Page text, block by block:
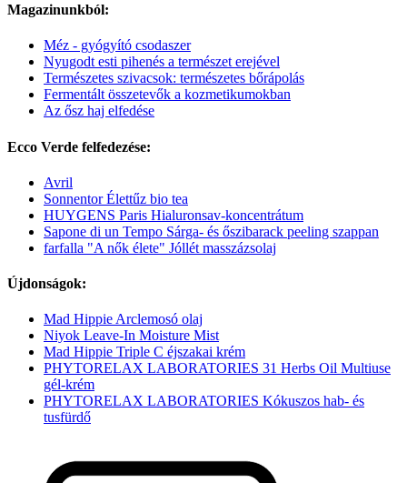
Magazinunkból:
Méz - gyógyító csodaszer
Nyugodt esti pihenés a természet erejével
Természetes szivacsok: természetes bőrápolás
Fermentált összetevők a kozmetikumokban
Az ősz haj elfedése
Ecco Verde felfedezése:
Avril
Sonnentor Élettűz bio tea
HUYGENS Paris Hialuronsav-koncentrátum
Sapone di un Tempo Sárga- és őszibarack peeling szappan
farfalla "A nők élete" Jóllét masszázsolaj
Újdonságok:
Mad Hippie Arclemosó olaj
Niyok Leave-In Moisture Mist
Mad Hippie Triple C éjszakai krém
PHYTORELAX LABORATORIES 31 Herbs Oil Multiuse
gél-krém
PHYTORELAX LABORATORIES Kókuszos hab- és
tusfürdő